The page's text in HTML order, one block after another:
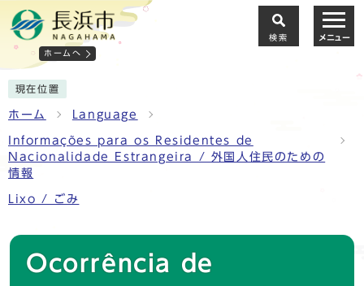
ホームへ
検索 メニュー
現在位置
ホーム Language
Informações para os Residentes de
Nacionalidade Estrangeira / 外国人住民のための
情報
Lixo / ごみ
Ocorrência de